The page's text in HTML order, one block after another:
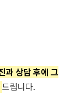
과 상담 후에 그
드립니다.